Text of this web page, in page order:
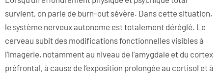
survient, on parle de burn-out sévère. Dans cette situation,
le système nerveux autonome est totalement déréglé. Le
cerveau subit des modifications fonctionnelles visibles à
l’imagerie, notamment au niveau de l’amygdale et du cortex
préfrontal, à cause de l’exposition prolongée au cortisol et à